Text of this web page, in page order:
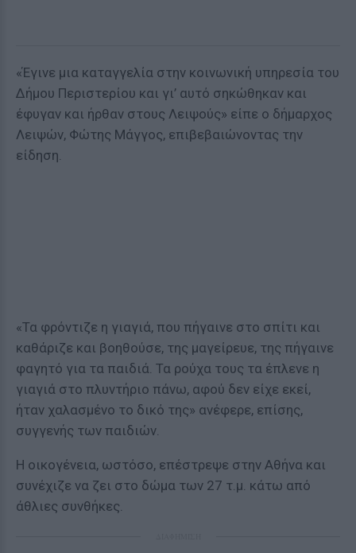
«Έγινε μια καταγγελία στην κοινωνική υπηρεσία του
Δήμου Περιστερίου και γι’ αυτό σηκώθηκαν και
έφυγαν και ήρθαν στους Λειψούς» είπε ο δήμαρχος
Λειψών, Φώτης Μάγγος, επιβεβαιώνοντας την
είδηση.
«Τα φρόντιζε η γιαγιά, που πήγαινε στο σπίτι και
καθάριζε και βοηθούσε, της μαγείρευε, της πήγαινε
φαγητό για τα παιδιά. Τα ρούχα τους τα έπλενε η
γιαγιά στο πλυντήριο πάνω, αφού δεν είχε εκεί,
ήταν χαλασμένο το δικό της» ανέφερε, επίσης,
συγγενής των παιδιών.
Η οικογένεια, ωστόσο, επέστρεψε στην Αθήνα και
συνέχιζε να ζει στο δώμα των 27 τ.μ. κάτω από
άθλιες συνθήκες.